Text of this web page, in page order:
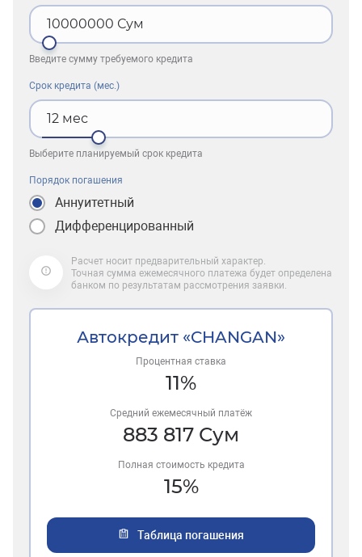
10000000 Сум
Введите сумму требуемого кредита
Срок кредита (мес.)
12 мес
Выберите планируемый срок кредита
Порядок погашения
Аннуитетный
Дифференцированный
Расчет носит предварительный характер.
Точная сумма ежемесячного платежа будет определена
банком по результатам рассмотрения заявки.
Автокредит «CHANGAN»
Процентная ставка
11%
Средний ежемесячный платёж
883 817 Сум
Полная стоимость кредита
15%
Таблица погашения